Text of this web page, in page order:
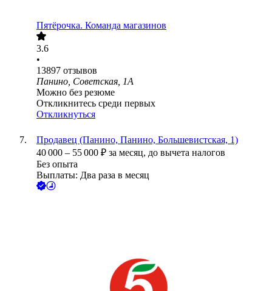
Пятёрочка. Команда магазинов
3.6
•
13897 отзывов
Панино, Советская, 1А
Можно без резюме
Откликнитесь среди первых
Откликнуться
Продавец (Панино, Панино, Большевистская, 1)
40 000 – 55 000 ₽ за месяц, до вычета налогов
Без опыта
Выплаты: Два раза в месяц